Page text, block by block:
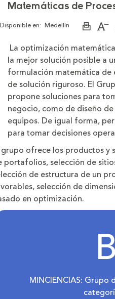
Matemáticas de
Disponible en: Medellín
de
la
La optimización
la mejor solución posible a
formulación matemática de
de solución riguroso. El
propone soluciones para
negocio, como de diseño
equipos. De igual forma,
para tomar decisiones
grupo ofrece los productos y
portafolios, selección de
de estructura de un
selección de
en optimización.
B
MINCIENCIAS: Grupo